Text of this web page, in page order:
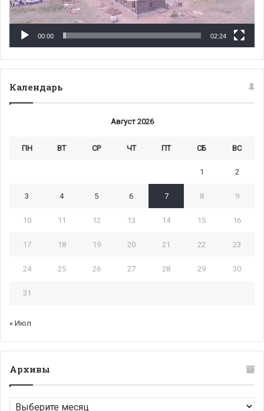
00:00 02:24
Календарь
Август 2026
ПН ВТ СР ЧТ ПТ СБ ВС
1 2
3 4 5 6 7 8 9
10 11 12 13 14 15 16
17 18 19 20 21 22 23
24 25 26 27 28 29 30
31
« Июл
Архивы
Архивы